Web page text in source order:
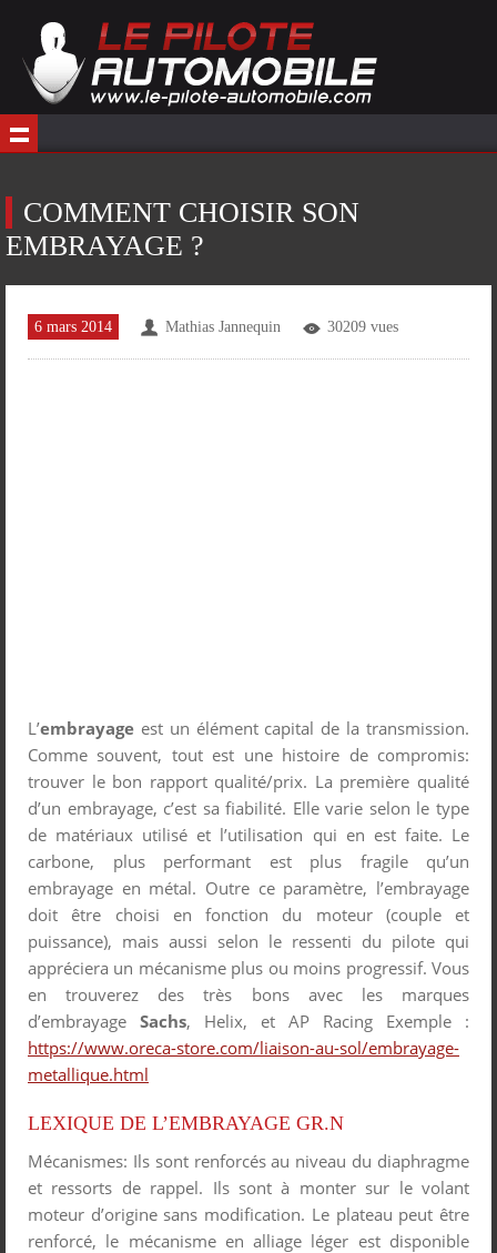
COMMENT CHOISIR SON
EMBRAYAGE ?
6 mars 2014 Mathias Jannequin 30209 vues
L’embrayage est un élément capital de la transmission.
Comme souvent, tout est une histoire de compromis:
trouver le bon rapport qualité/prix. La première qualité
d’un embrayage, c’est sa fiabilité. Elle varie selon le type
de matériaux utilisé et l’utilisation qui en est faite. Le
carbone, plus performant est plus fragile qu’un
embrayage en métal. Outre ce paramètre, l’embrayage
doit être choisi en fonction du moteur (couple et
puissance), mais aussi selon le ressenti du pilote qui
appréciera un mécanisme plus ou moins progressif. Vous
en trouverez des très bons avec les marques
d’embrayage Sachs, Helix, et AP Racing Exemple :
https://www.oreca-store.com/liaison-au-sol/embrayage-
metallique.html
LEXIQUE DE L’EMBRAYAGE GR.N
Mécanismes: Ils sont renforcés au niveau du diaphragme
et ressorts de rappel. Ils sont à monter sur le volant
moteur d’origine sans modification. Le plateau peut être
renforcé, le mécanisme en alliage léger est disponible